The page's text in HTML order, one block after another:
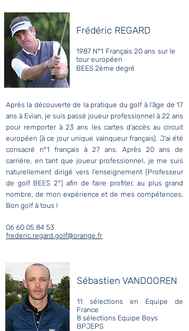
Frédéric REGARD
1987 N°1 Français 20 ans sur le
tour européen
BEES 2ème degré ​
Après la découverte de la pratique du golf à l'âge de 17
ans à Evian, je suis passé joueur professionnel à 22 ans
pour remporter à 23 ans les cartes d'accès au circuit
européen (à ce jour unique vainqueur français). J'ai été
consacré n°1 français à 27 ans. Après 20 ans de
carrière, en tant que joueur professionnel, je me suis
naturellement dirigé vers l'enseignement (Professeur
de golf BEES 2°) afin de faire profiter, au plus grand
nombre, de mon expérience et de mes compétences.
Bon golf à tous !
06 60 05 84 53
frederic.regard.golf@orange.fr
Sébastien VANDOOREN
11 sélections en Equipe de
France
8 sélections Equipe Boys
BPJEPS